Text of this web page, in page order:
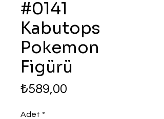
#0141
Kabutops
Pokemon
Figürü
₺589,00
Adet *